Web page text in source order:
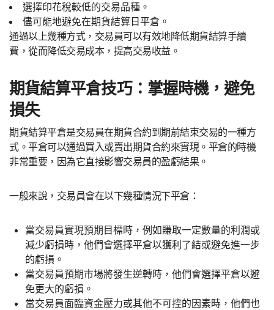
選擇印花稅較低的交易品種。
儘可能地避免在期貨結算日平倉。
通過以上幾種方式，交易員可以有效地降低期貨結算手續
費，從而降低交易成本，提高交易收益。
期貨結算平倉技巧：掌握時機，避免
損失
期貨結算平倉是交易員在期貨合約到期前結束交易的一種方
式。平倉可以通過買入或賣出期貨合約來實現。平倉的時機
非常重要，因為它直接影響交易員的盈虧結果。
一般來說，交易員會在以下幾種情況下平倉：
當交易員實現預期目標時，例如賺取一定數量的利潤或
減少虧損時，他們會選擇平倉以獲利了結或避免進一步
的虧損。
當交易員預期市場將發生逆轉時，他們會選擇平倉以避
免更大的虧損。
當交易員面臨資金壓力或其他不可控的因素時，他們也